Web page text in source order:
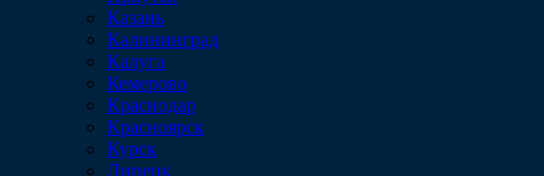
Казань
Калининград
Калуга
Кемерово
Краснодар
Красноярск
Курск
Липецк